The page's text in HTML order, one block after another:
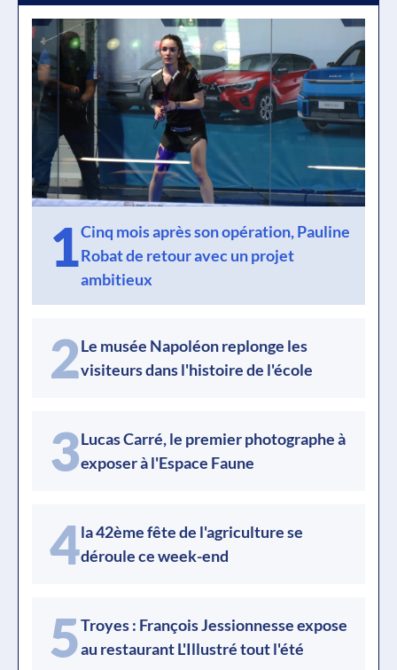
1Cinq mois après son opération, Pauline
Robat de retour avec un projet
ambitieux
2Le musée Napoléon replonge les
visiteurs dans l'histoire de l'école
3Lucas Carré, le premier photographe à
exposer à l'Espace Faune
4la 42ème fête de l'agriculture se
déroule ce week-end
5Troyes : François Jessionnesse expose
au restaurant L'Illustré tout l'été